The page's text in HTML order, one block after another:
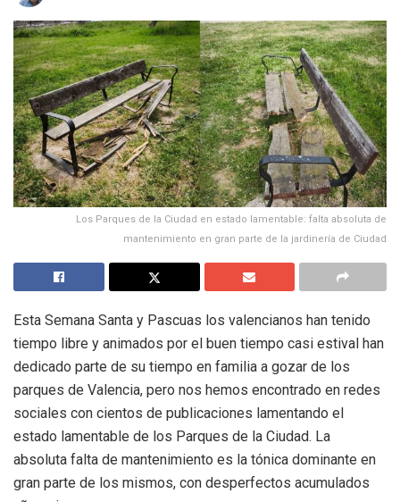
Los Parques de la Ciudad en estado lamentable: falta absoluta de
mantenimiento en gran parte de la jardinería de Ciudad
Esta Semana Santa y Pascuas los valencianos han tenido
tiempo libre y animados por el buen tiempo casi estival han
dedicado parte de su tiempo en familia a gozar de los
parques de Valencia, pero nos hemos encontrado en redes
sociales con cientos de publicaciones lamentando el
estado lamentable de los Parques de la Ciudad. La
absoluta falta de mantenimiento es la tónica dominante en
gran parte de los mismos, con desperfectos acumulados